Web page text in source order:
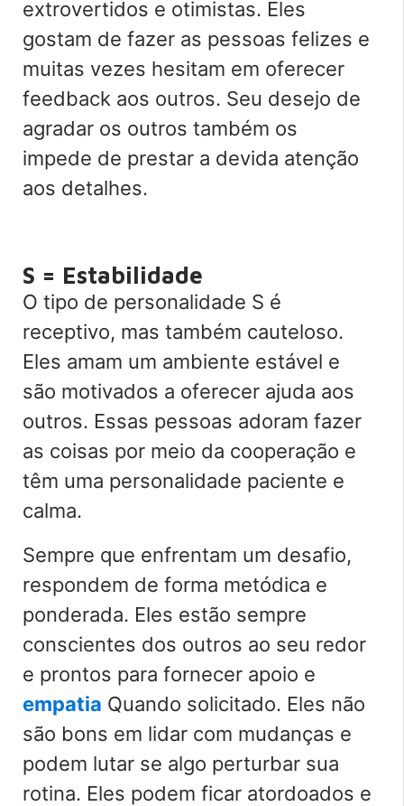
extrovertidos e otimistas. Eles
gostam de fazer as pessoas felizes e
muitas vezes hesitam em oferecer
feedback aos outros. Seu desejo de
agradar os outros também os
impede de prestar a devida atenção
aos detalhes.
S = Estabilidade
O tipo de personalidade S é
receptivo, mas também cauteloso.
Eles amam um ambiente estável e
são motivados a oferecer ajuda aos
outros. Essas pessoas adoram fazer
as coisas por meio da cooperação e
têm uma personalidade paciente e
calma.
Sempre que enfrentam um desafio,
respondem de forma metódica e
ponderada. Eles estão sempre
conscientes dos outros ao seu redor
e prontos para fornecer apoio e
empatia Quando solicitado. Eles não
são bons em lidar com mudanças e
podem lutar se algo perturbar sua
rotina. Eles podem ficar atordoados e